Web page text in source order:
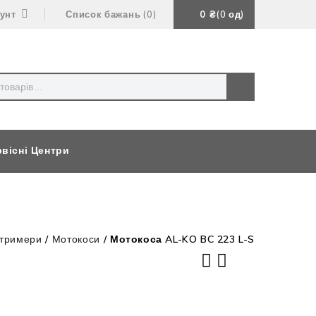
Список бажань 0 0 ₴ 0 од
Центри
/ Мотокоси / Мотокоса AL-KO BC 223 L-S